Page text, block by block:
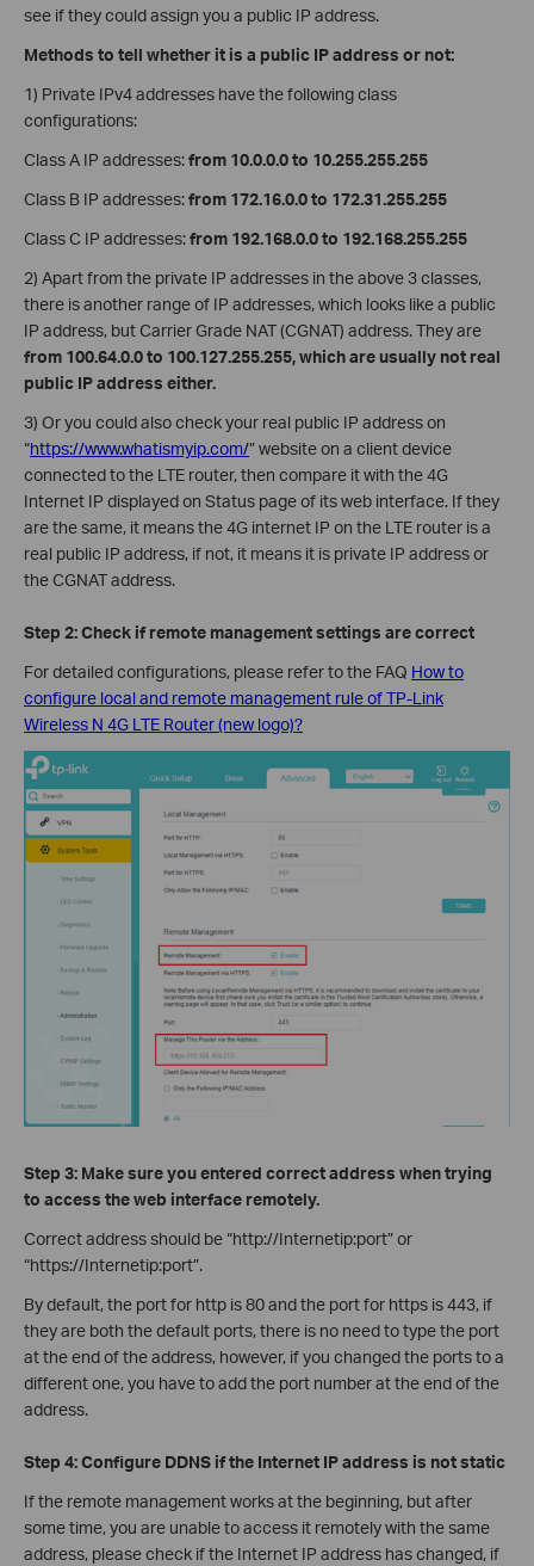
see if they could assign you a public IP address.
Methods to tell whether it is a public IP address or not:
1) Private IPv4 addresses have the following class
configurations:
Class A IP addresses:from 10.0.0.0 to 10.255.255.255
Class B IP addresses:from 172.16.0.0 to 172.31.255.255
Class C IP addresses:from 192.168.0.0 to 192.168.255.255
2) Apart from the private IP addresses in the above 3 classes,
there is another range of IP addresses, which looks like a public
IP address, but Carrier Grade NAT (CGNAT) address. They are
from 100.64.0.0 to 100.127.255.255, which are usually not real
public IP address either.
3) Or you could also check your real public IP address on
“https://www.whatismyip.com/” website on a client device
connected to the LTE router, then compare it with the 4G
Internet IP displayed on Status page of its web interface. If they
are the same, it means the 4G internet IP on the LTE router is a
real public IP address, if not, it means it is private IP address or
the CGNAT address.
Step 2: Check if remote management settings are correct
For detailed configurations, please refer to the FAQ How to
configure local and remote management rule of TP-Link
Wireless N 4G LTE Router (new logo)?
Step 3: Make sure you entered correct address when trying
to access the web interface remotely.
Correct address should be “http://Internetip:port” or
“https://Internetip:port”.
By default, the port for http is 80 and the port for https is 443, if
they are both the default ports, there is no need to type the port
at the end of the address, however, if you changed the ports to a
different one, you have to add the port number at the end of the
address.
Step 4: Configure DDNS if the Internet IP address is not static
If the remote management works at the beginning, but after
some time, you are unable to access it remotely with the same
address, please check if the Internet IP address has changed, if